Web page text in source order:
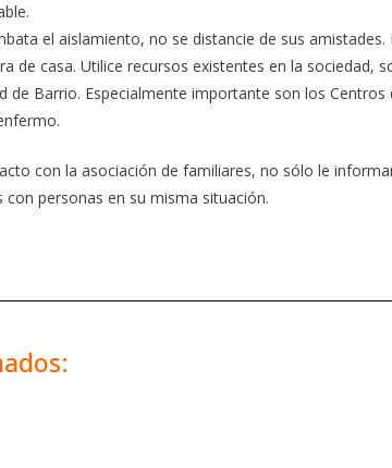
el aislamiento, no se distancie de sus
de casa. Utilice recursos existentes en la sociedad,
de Barrio. Especialmente importante son los
con la asociación de familiares, no sólo le
personas en su misma situación.